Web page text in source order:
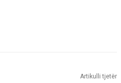
Artikulli tjetër